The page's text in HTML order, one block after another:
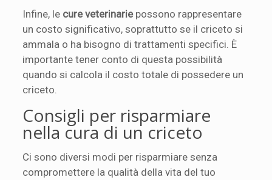
Infine, le cure veterinariepossono rappresentare
un costo significativo, soprattutto se il criceto si
ammala o ha bisogno di trattamenti specifici. È
importante tener conto di questa possibilità
quando si calcola il costo totale di possedere un
criceto.
Consigli per risparmiare
nella cura di un criceto
Ci sono diversi modi per risparmiare senza
compromettere la qualità della vita del tuo